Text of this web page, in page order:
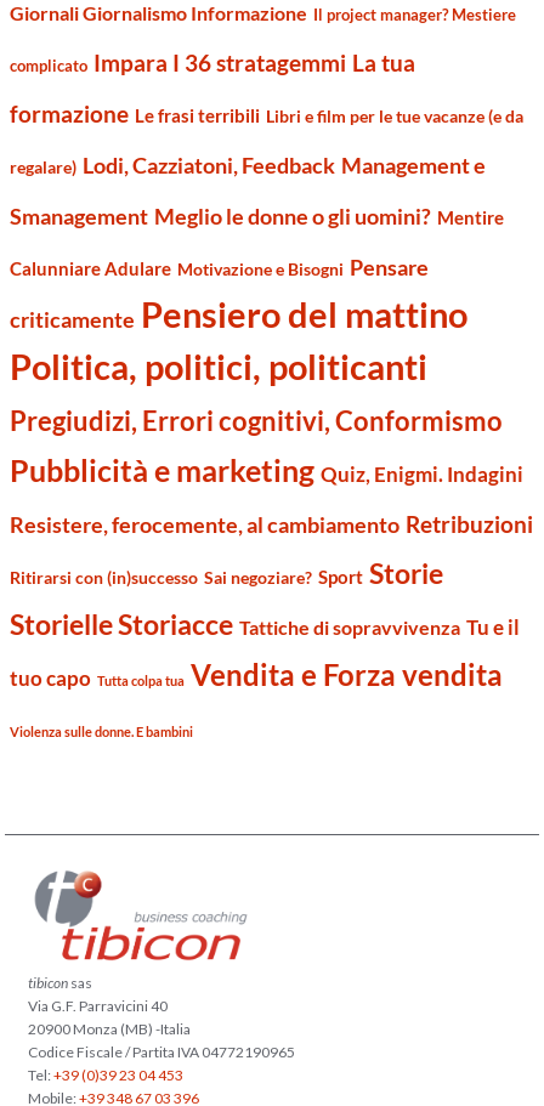
Giornali Giornalismo Informazione Il project manager? Mestiere
complicato Impara I 36 stratagemmi La tua
formazione Le frasi terribili Libri e film per le tue vacanze (e da
regalare) Lodi, Cazziatoni, Feedback Management e
Smanagement Meglio le donne o gli uomini? Mentire
Calunniare Adulare Motivazione e Bisogni Pensare
criticamente Pensiero del mattino
Politica, politici, politicanti
Pregiudizi, Errori cognitivi, Conformismo
Pubblicità e marketing Quiz, Enigmi. Indagini
Resistere, ferocemente, al cambiamento Retribuzioni
Ritirarsi con (in)successo Sai negoziare? Sport Storie
Storielle Storiacce Tattiche di sopravvivenza Tu e il
tuo capo Tutta colpa tua Vendita e Forza vendita
Violenza sulle donne. E bambini
tibicon sas
Via G.F. Parravicini 40
20900 Monza (MB) -Italia
Codice Fiscale / Partita IVA 04772190965
Tel:+39 (0)39 23 04 453
Mobile:+39 348 67 03 396